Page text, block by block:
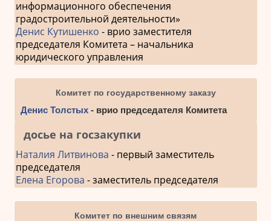
информационного обеспечения
градостроительной деятельности»
Денис Кутишенко - врио заместителя
председателя Комитета – начальника
юридического управления
Комитет по государственному заказу
Денис Толстых- врио председателя Комитета
досье на госзакупки
Наталия Литвинова - первый заместитель
председателя
Елена Егорова - заместитель председателя
Комитет по внешним связям